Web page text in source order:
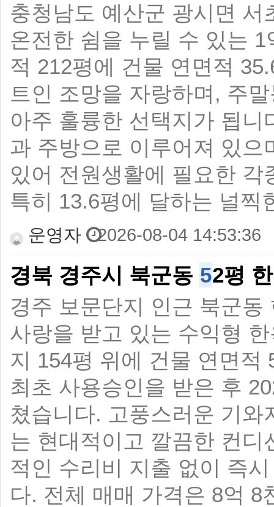
충청남도 예산군 광시면
온전한 쉼을 누릴 수 있는
적 212평에 건물 연면적
트인 조망을 자랑하며, 주
아주 훌륭한 선택지가 됩
과 주방으로 이루어져 있
있어 전원생활에 필요한
특히 13.6평에 달하는 널
운영자 2026-08-04 14:53:36
경북 경주시 북군동 52평
경주 보문단지 인근 북군
사랑을 받고 있는 수익형
지 154평 위에 건물 연면적
최초 사용승인을 받은 후
쳤습니다. 고풍스러운 기
는 현대적이고 깔끔한 컨
적인 수리비 지출 없이 즉
다. 전체 매매 가격은 8억